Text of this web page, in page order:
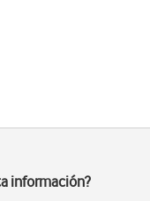
información?